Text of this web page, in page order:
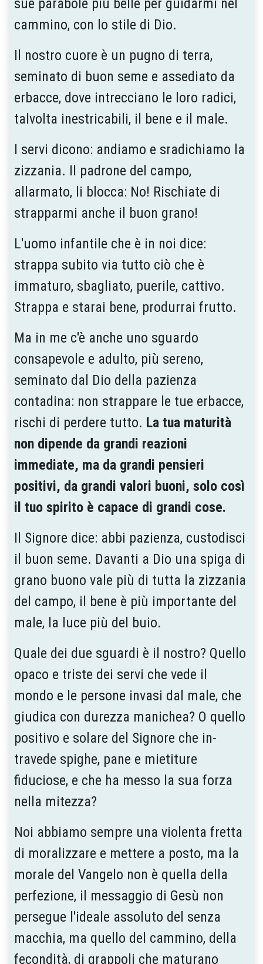
sue parabole più belle per guidarmi nel
cammino, con lo stile di Dio.
Il nostro cuore è un pugno di terra,
seminato di buon seme e assediato da
erbacce, dove intrecciano le loro radici,
talvolta inestricabili, il bene e il male.
I servi dicono: andiamo e sradichiamo la
zizzania. Il padrone del campo,
allarmato, li blocca: No! Rischiate di
strapparmi anche il buon grano!
L'uomo infantile che è in noi dice:
strappa subito via tutto ciò che è
immaturo, sbagliato, puerile, cattivo.
Strappa e starai bene, produrrai frutto.
Ma in me c'è anche uno sguardo
consapevole e adulto, più sereno,
seminato dal Dio della pazienza
contadina: non strappare le tue erbacce,
rischi di perdere tutto. La tua maturità
non dipende da grandi reazioni
immediate, ma da grandi pensieri
positivi, da grandi valori buoni, solo così
il tuo spirito è capace di grandi cose.
Il Signore dice: abbi pazienza, custodisci
il buon seme. Davanti a Dio una spiga di
grano buono vale più di tutta la zizzania
del campo, il bene è più importante del
male, la luce più del buio.
Quale dei due sguardi è il nostro? Quello
opaco e triste dei servi che vede il
mondo e le persone invasi dal male, che
giudica con durezza manichea? O quello
po­sitivo e solare del Signore che in­
travede spighe, pane e mietiture
fiduciose, e che ha messo la sua forza
nella mitez­za?
Noi abbiamo sempre una violenta fretta
di moralizzare e mettere a posto, ma la
morale del Vangelo non è quella della
perfezione, il messaggio di Gesù non
persegue l'ideale assoluto del senza
macchia, ma quello del cammino, della
fecondità, di grappoli che maturano